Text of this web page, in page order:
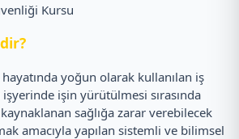
Kursu
hayatında yoğun olarak kullanılan iş
işyerinde işin yürütülmesi sırasında
sağlığa zarar verebilecek
amacıyla yapılan sistemli ve bilimsel